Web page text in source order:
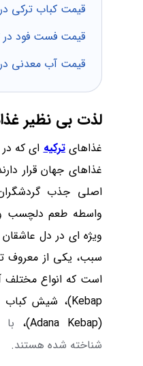
قیمت کباب ترکی در
قیمت فست فود در
قیمت آب معدنی در
لذت بی نظیر
غذاهای ترکیهای که در
غذاهای جهان قرار
اصلی جذب
واسطه طعم دلچسب و
ویژه ای در دل
سبب، یکی از معروف
است که انواع مختلف
Kebap)، شیش کباب
(
Adana Kebap)،
شناخته شده هستند.